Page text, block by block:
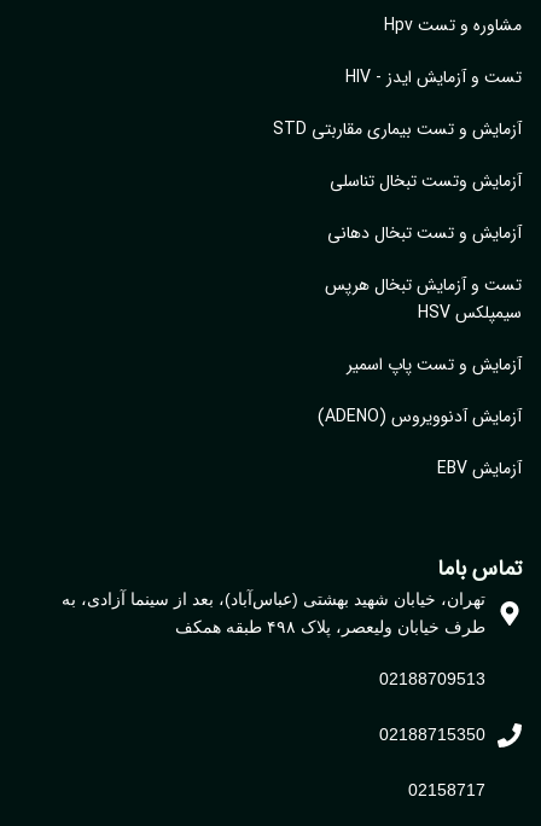
مشاوره و تست Hpv
تست و آزمایش ایدز - HIV
آزمایش و تست بیماری مقاربتی STD
آزمایش وتست تبخال تناسلی
آزمایش و تست تبخال دهانی
تست و آزمایش تبخال هرپس
سیمپلکس HSV
آزمایش و تست پاپ اسمیر
آزمایش آدنوویروس (ADENO)
آزمایش EBV
تماس باما
تهران، خیابان شهید بهشتی (عباس‌آباد)، بعد از سینما آزادی، به
طرف خیابان ولیعصر، پلاک ۴۹۸ طبقه همکف
02188709513
02188715350
02158717